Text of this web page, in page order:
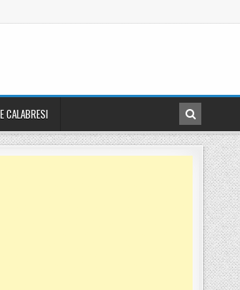
CALABRESI